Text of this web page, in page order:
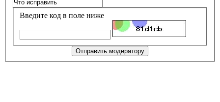
Введите код в поле ниже
Отправить модератору